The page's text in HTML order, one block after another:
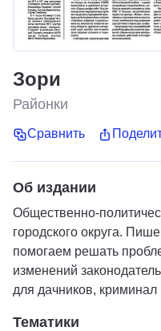
Зори
Районки
Сравнить
Об издании
Общественно-
городского округа.
помогаем решать
изменений
для дачников, криминал
Тематики